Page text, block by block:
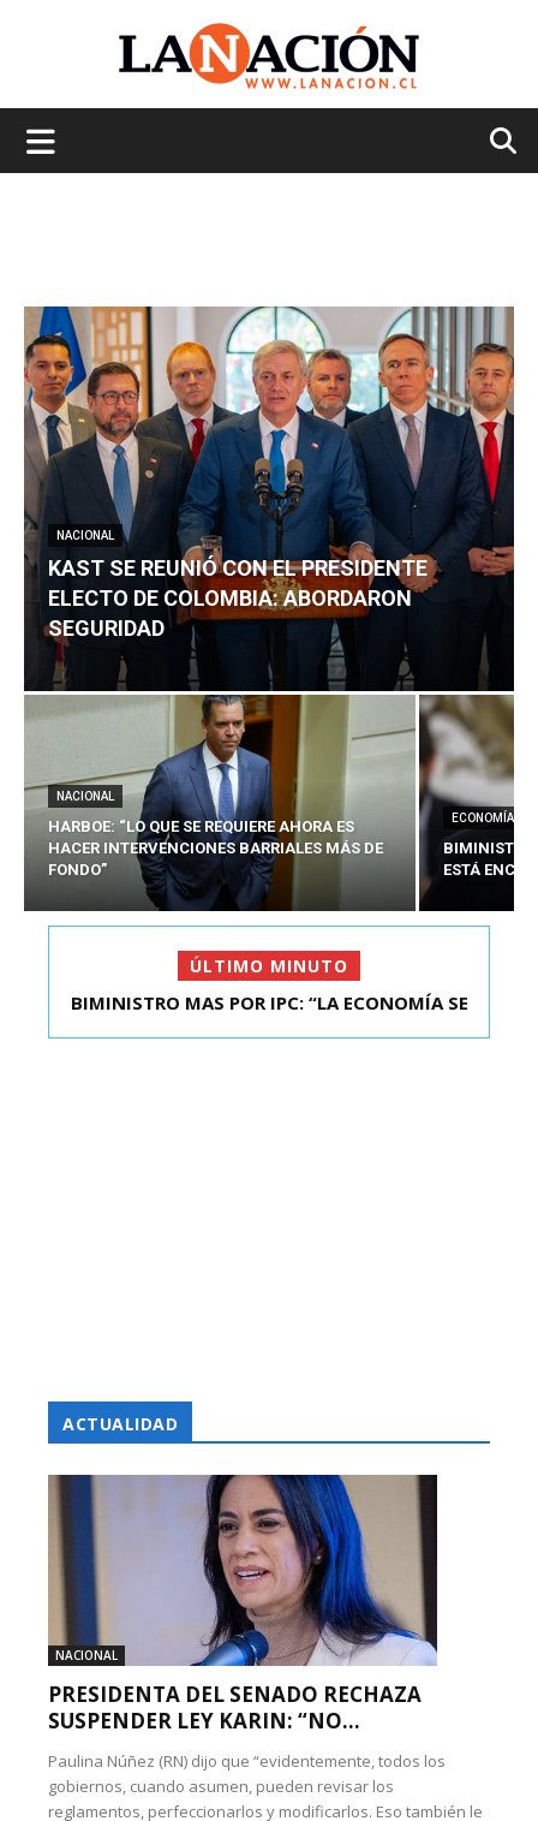
NACIONAL
KAST SE REUNIÓ CON EL PRESIDENTE
ELECTO DE COLOMBIA: ABORDARON
SEGURIDAD
NACIONAL
HARBOE: “LO QUE SE REQUIERE AHORA ES
HACER INTERVENCIONES BARRIALES MÁS DE
FONDO”
ECONOMÍA
BIMINISTRO
ESTÁ
ÚLTIMO MINUTO
KAST SE REUNIÓ CON EL PRESIDENTE ELECTO DE
BIMINISTRO MAS POR IPC: “LA ECONOMÍA SE
ACTUALIDAD
NACIONAL
PRESIDENTA DEL SENADO RECHAZA
SUSPENDER LEY KARIN: “NO...
Paulina Núñez (RN) dijo que “evidentemente, todos los
gobiernos, cuando asumen, pueden revisar los
reglamentos, perfeccionarlos y modificarlos. Eso también le